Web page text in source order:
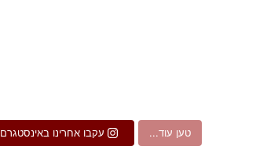
טען עוד... עקבו אחרינו באינסטגרם